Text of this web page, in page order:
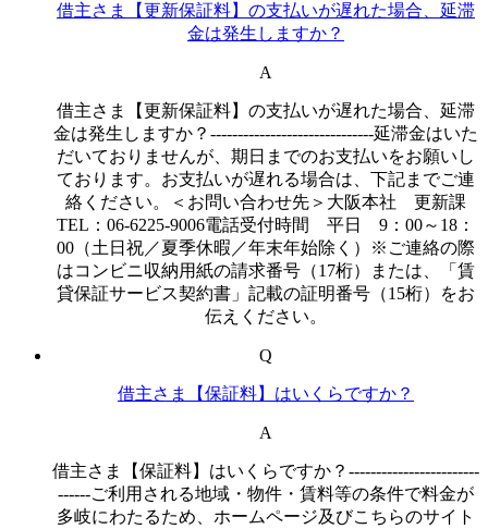
借主さま【更新保証料】の支払いが遅れた場合、延滞
金は発生しますか？
A
借主さま【更新保証料】の支払いが遅れた場合、延滞
金は発生しますか？------------------------------延滞金はいた
だいておりませんが、期日までのお支払いをお願いし
ております。お支払いが遅れる場合は、下記までご連
絡ください。＜お問い合わせ先＞大阪本社 更新課
TEL：06-6225-9006電話受付時間 平日 9：00～18：
00（土日祝／夏季休暇／年末年始除く）※ご連絡の際
はコンビニ収納用紙の請求番号（17桁）または、「賃
貸保証サービス契約書」記載の証明番号（15桁）をお
伝えください。
Q
借主さま【保証料】はいくらですか？
A
借主さま【保証料】はいくらですか？------------------------
------ご利用される地域・物件・賃料等の条件で料金が
多岐にわたるため、ホームページ及びこちらのサイト